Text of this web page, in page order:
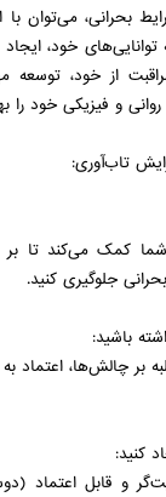
بحرانی، می‌توان با
توانایی‌های خود،
از خود،
و فیزیکی خود را
تاب‌آوری:
کمک می‌کند تا بر
جلوگیری کنید.
باشید:
بر چالش‌ها،
کنید:
و قابل اعتماد